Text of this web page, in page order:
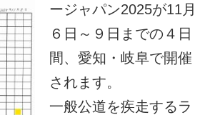
ージャパン2025が11月
６日～９日までの４日
間、愛知・岐阜で開催
されます。
一般公道を疾走するラ